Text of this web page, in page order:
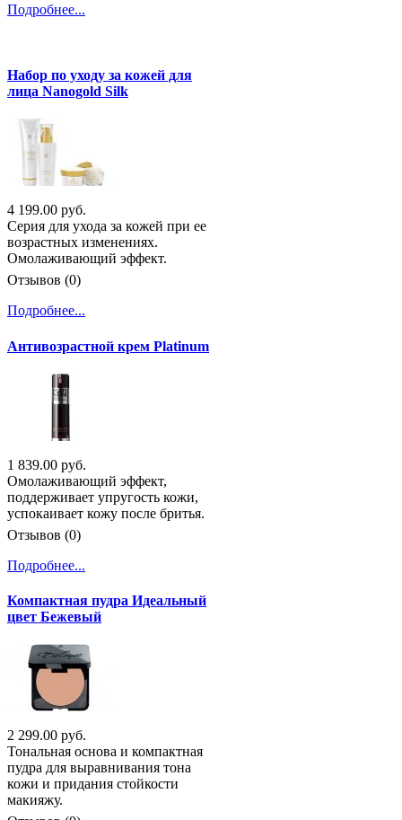
Подробнее...
Набор по уходу за кожей для
лица Nanogold Silk
4 199.00 руб.
Серия для ухода за кожей при ее
возрастных изменениях.
Омолаживающий эффект.
Отзывов (0)
Подробнее...
Антивозрастной крем Platinum
1 839.00 руб.
Омолаживающий эффект,
поддерживает упругость кожи,
успокаивает кожу после бритья.
Отзывов (0)
Подробнее...
Компактная пудра Идеальный
цвет Бежевый
2 299.00 руб.
Тональная основа и компактная
пудра для выравнивания тона
кожи и придания стойкости
макияжу.